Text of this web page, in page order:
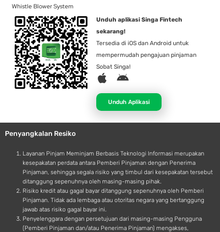
Whistle Blower System
Unduh aplikasi Singa Fintech
sekarang!
Tersedia di iOS dan Android untuk
mempermudah pengajuan pinjaman
Sobat Singa!
A
p
l
e
A
d
r
o
d
Unduh Aplikasi
Penyangkalan Resiko
Layanan Pinjam Meminjam Berbasis Teknologi Informasi merupakan
kesepakatan perdata antara Pemberi Pinjaman dengan Penerima
Pinjaman, sehingga segala risiko yang timbul dari kesepakatan tersebut
ditanggung sepenuhnya oleh masing-masing pihak.
Risiko kredit atau gagal bayar ditanggung sepenuhnya oleh Pemberi
Pinjaman. Tidak ada lembaga atau otoritas negara yang bertanggung
jawab atas risiko gagal bayar ini.
Penyelenggara dengan persetujuan dari masing-masing Pengguna
(Pemberi Pinjaman dan/atau Penerima Pinjaman) mengakses,